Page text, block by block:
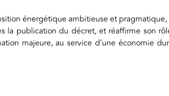
énergétique ambitieuse et
la publication du décret, et réaffirme son
majeure, au service d’une économie